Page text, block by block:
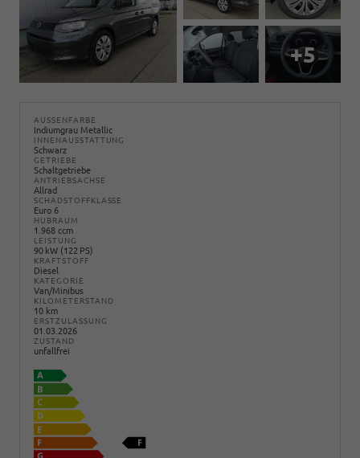
+5
AUSSENFARBE
Indiumgrau Metallic
INNENAUSSTATTUNG
Schwarz
GETRIEBE
Schaltgetriebe
ANTRIEBSACHSE
Allrad
SCHADSTOFFKLASSE
Euro 6
HUBRAUM
1.968 ccm
LEISTUNG
90 kW (122 PS)
KRAFTSTOFF
Diesel
KATEGORIE
Van/Minibus
KILOMETERSTAND
10 km
ERSTZULASSUNG
01.03.2026
ZUSTAND
unfallfrei